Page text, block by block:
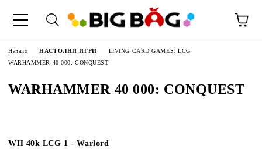
Начало НАСТОЛНИ ИГРИ
LIVING CARD GAMES: LCG
WARHAMMER 40 000: CONQUEST
WARHAMMER 40 000: CONQUEST
WH 40k LCG 1 - Warlord